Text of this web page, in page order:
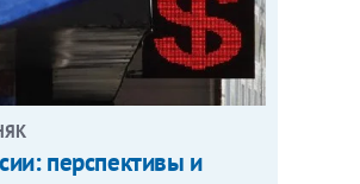
перспективы и